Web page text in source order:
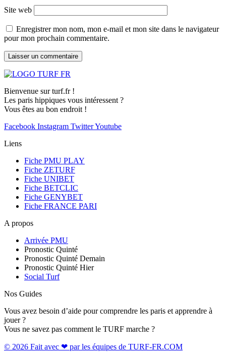
Site web
Enregistrer mon nom, mon e-mail et mon site dans le navigateur
pour mon prochain commentaire.
Bienvenue sur turf.fr !
Les paris hippiques vous intéressent ?
Vous êtes au bon endroit !
Facebook Instagram TwitterYoutube
Liens
Fiche PMU PLAY
Fiche ZETURF
Fiche UNIBET
Fiche BETCLIC
Fiche GENYBET
Fiche FRANCE PARI
A propos
Arrivée PMU
Pronostic Quinté
Pronostic Quinté Demain
Pronostic Quinté Hier
Social Turf
Nos Guides
Vous avez besoin d’aide pour comprendre les paris et apprendre à
jouer ?
Vous ne savez pas comment le TURF marche ?
© 2026 Fait avec ❤ par les équipes de TURF-FR.COM